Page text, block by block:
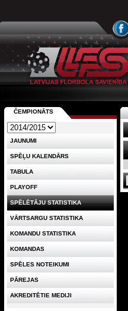
ČEMPIONĀTS
JAUNUMI
SPĒĻU KALENDĀRS
TABULA
PLAYOFF
SPĒLĒTĀJU STATISTIKA
VĀRTSARGU STATISTIKA
KOMANDU STATISTIKA
KOMANDAS
SPĒLES NOTEIKUMI
PĀREJAS
AKREDITĒTIE MEDIJI